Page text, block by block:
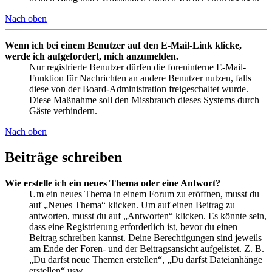
Nach oben
Wenn ich bei einem Benutzer auf den E-Mail-Link klicke,
werde ich aufgefordert, mich anzumelden.
Nur registrierte Benutzer dürfen die foreninterne E-Mail-
Funktion für Nachrichten an andere Benutzer nutzen, falls
diese von der Board-Administration freigeschaltet wurde.
Diese Maßnahme soll den Missbrauch dieses Systems durch
Gäste verhindern.
Nach oben
Beiträge schreiben
Wie erstelle ich ein neues Thema oder eine Antwort?
Um ein neues Thema in einem Forum zu eröffnen, musst du
auf „Neues Thema“ klicken. Um auf einen Beitrag zu
antworten, musst du auf „Antworten“ klicken. Es könnte sein,
dass eine Registrierung erforderlich ist, bevor du einen
Beitrag schreiben kannst. Deine Berechtigungen sind jeweils
am Ende der Foren- und der Beitragsansicht aufgelistet. Z. B.
„Du darfst neue Themen erstellen“, „Du darfst Dateianhänge